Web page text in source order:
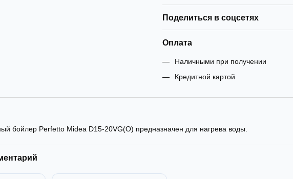
Поделиться в соцсетях
Оплата
Наличными при получении
Кредитной картой
бойлер Perfetto Midea D15-20VG(O) предназначен для нагрева воды.